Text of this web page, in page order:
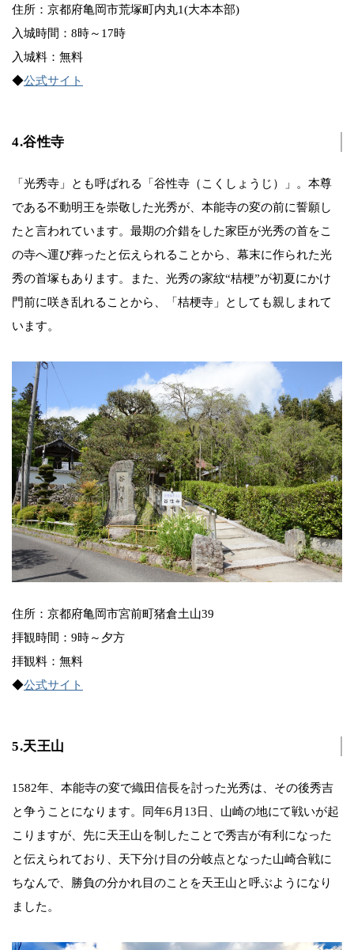
住所：京都府亀岡市荒塚町内丸1(大本本部)
入城時間：8時～17時
入城料：無料
◆公式サイト
4.谷性寺
「光秀寺」とも呼ばれる「谷性寺（こくしょうじ）」。本尊
である不動明王を崇敬した光秀が、本能寺の変の前に誓願し
たと言われています。最期の介錯をした家臣が光秀の首をこ
の寺へ運び葬ったと伝えられることから、幕末に作られた光
秀の首塚もあります。また、光秀の家紋“桔梗”が初夏にかけ
門前に咲き乱れることから、「桔梗寺」としても親しまれて
います。
住所：京都府亀岡市宮前町猪倉土山39
拝観時間：9時～夕方
拝観料：無料
◆公式サイト
5.天王山
1582年、本能寺の変で織田信長を討った光秀は、その後秀吉
と争うことになります。同年6月13日、山崎の地にて戦いが起
こりますが、先に天王山を制したことで秀吉が有利になった
と伝えられており、天下分け目の分岐点となった山崎合戦に
ちなんで、勝負の分かれ目のことを天王山と呼ぶようになり
ました。